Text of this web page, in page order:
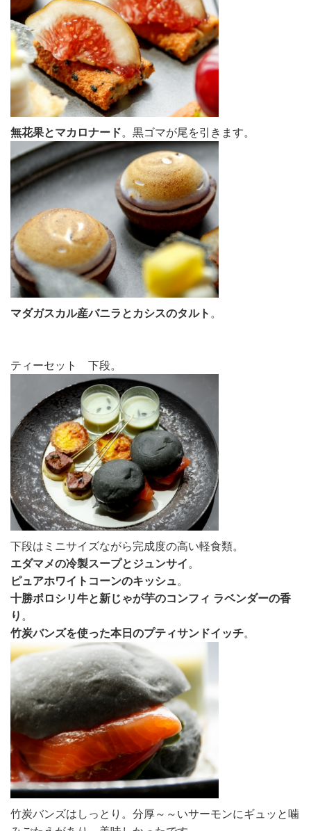
無花果とマカロナード。黒ゴマが尾を引きます。
マダガスカル産バニラとカシスのタルト 。
ティーセット 下段。
下段はミニサイズながら完成度の高い軽食類。
エダマメの冷製スープとジュンサイ 。
ピュアホワイトコーンのキッシュ。
十勝ポロシリ牛と新じゃが芋のコンフィ ラベンダーの香
り 。
竹炭バンズを使った本日のプティサンドイッチ。
竹炭バンズはしっとり。分厚～～いサーモンにギュッと噛